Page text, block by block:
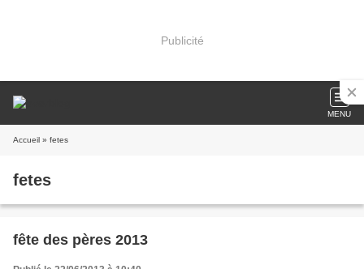
Publicité
MENU
Accueil » fetes
fetes
fête des pères 2013